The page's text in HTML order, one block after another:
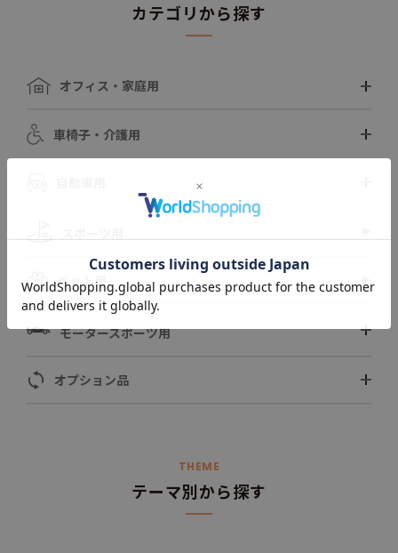
カテゴリから探す
オフィス・家庭用
車椅子・介護用
ペット用
モータースポーツ用
オプション品
THEME
テーマ別から探す